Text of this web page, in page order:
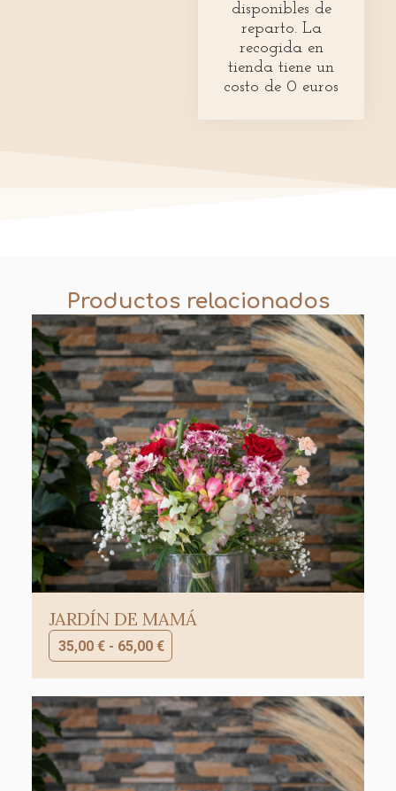
disponibles de
reparto. La
recogida en
tienda tiene un
costo de 0 euros
Productos relacionados
JARDÍN DE MAMÁ
35,00 € - 65,00 €